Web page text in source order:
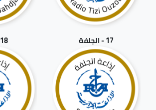
17 - الجلفة 18 - جيجل